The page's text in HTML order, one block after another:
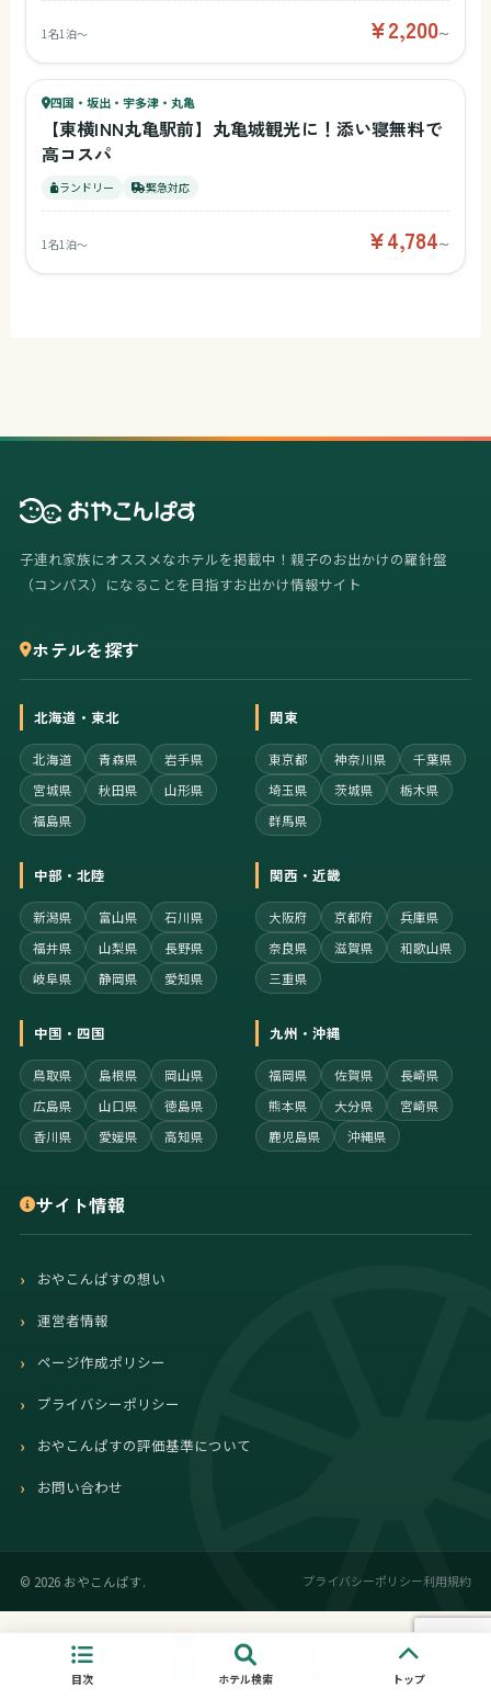
1名1泊〜 ¥2,200〜
39ベビー
四国・坂出・宇多津・丸亀
【東横INN丸亀駅前】丸亀城観光に！添い寝無料で
高コスパ
ランドリー 緊急対応
1名1泊〜 ¥4,784〜
子連れ家族にオススメなホテルを掲載中！親子のお出かけの羅針盤
（コンパス）になることを目指すお出かけ情報サイト
ホテルを探す
北海道・東北
北海道 青森県
岩手県
宮城県
秋田県
山形県
福島県
関東
東京都 神奈川県
千葉県
埼玉県
茨城県
栃木県
群馬県
中部・北陸
新潟県 富山県
石川県
福井県
山梨県
長野県
岐阜県
静岡県 愛知県
関西・近畿
大阪府 京都府
兵庫県
奈良県
滋賀県
和歌山県
三重県
中国・四国
鳥取県 島根県
岡山県
広島県
山口県
徳島県
香川県
愛媛県 高知県
九州・沖縄
福岡県 佐賀県
長崎県
熊本県
大分県
宮崎県
鹿児島県
沖縄県
サイト情報
おやこんぱすの想い
運営者情報
ページ作成ポリシー
プライバシーポリシー
おやこんぱすの評価基準について
お問い合わせ
© 2026 おやこんぱす. プライバシーポリシー利用規約
ホーム 記事
目次 ホテル検索 トップ